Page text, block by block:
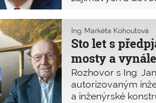
zajímavým
se týká modulární
kte
Sto let s
mosty a
Ing. Markéta Kohoutová
Rozhovor s Ing.
autorizovaným
a inženýrské